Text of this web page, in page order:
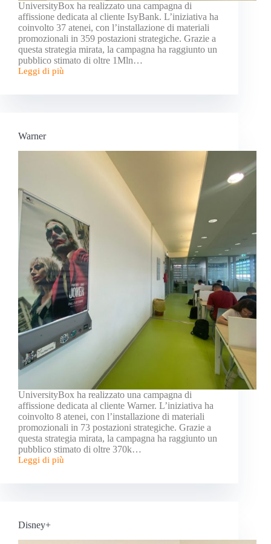
UniversityBox ha realizzato una campagna di
affissione dedicata al cliente IsyBank. L’iniziativa ha
coinvolto 37 atenei, con l’installazione di materiali
promozionali in 359 postazioni strategiche. Grazie a
questa strategia mirata, la campagna ha raggiunto un
pubblico stimato di oltre 1Mln…
Leggi di più
Warner
UniversityBox ha realizzato una campagna di
affissione dedicata al cliente Warner. L’iniziativa ha
coinvolto 8 atenei, con l’installazione di materiali
promozionali in 73 postazioni strategiche. Grazie a
questa strategia mirata, la campagna ha raggiunto un
pubblico stimato di oltre 370k…
Leggi di più
Disney+